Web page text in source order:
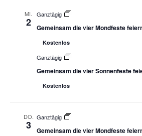
MI.
2
Ganztägig
Gemeinsam die vier Mondfeste
Kostenlos
Ganztägig
Gemeinsam die vier Sonnenfeste
Kostenlos
DO.
3
Ganztägig
Gemeinsam die vier Mondfeste